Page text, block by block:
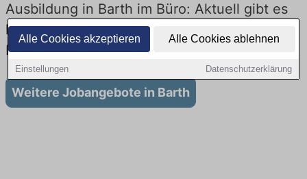
Alle Cookies akzeptieren Alle Cookies ablehnen
Einstellungen Datenschutzerklärung
Ausbildung in Barth im Büro: Aktuell gibt es
keine Stellenangebote für Ausbildung in
Barth
Weitere Jobangebote in Barth